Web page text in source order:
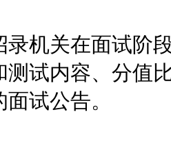
关在面试阶段
测试内容、分值
试公告。